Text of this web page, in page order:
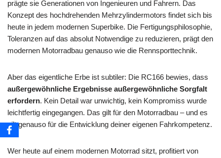
prägte sie Generationen von Ingenieuren und Fahrern. Das
Konzept des hochdrehenden Mehrzylindermotors findet sich bis
heute in jedem modernen Superbike. Die Fertigungsphilosophie,
Toleranzen auf das absolut Notwendige zu reduzieren, prägt den
modernen Motorradbau genauso wie die Rennsporttechnik.
Aber das eigentliche Erbe ist subtiler: Die RC166 bewies, dass
außergewöhnliche Ergebnisse außergewöhnliche Sorgfalt
erfordern. Kein Detail war unwichtig, kein Kompromiss wurde
leichtfertig eingegangen. Das gilt für den Motorradbau – und es
gilt genauso für die Entwicklung deiner eigenen Fahrkompetenz.
Wer heute auf einem modernen Motorrad sitzt, profitiert von